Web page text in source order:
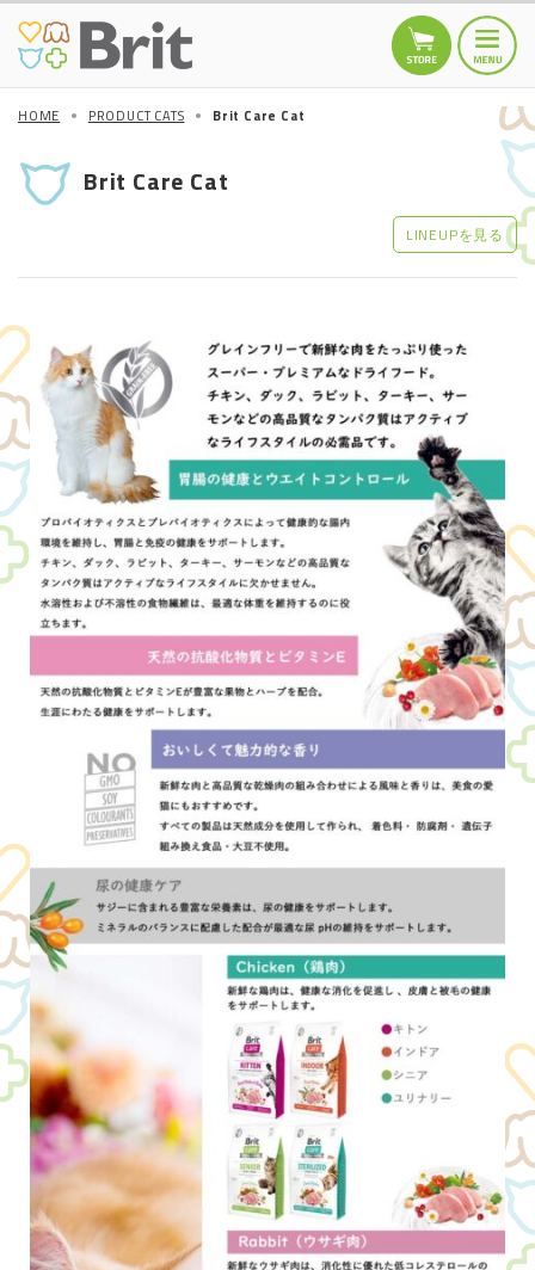
HOME
Brit MINI
Brit Care
Brit PREMIUM by
Nature
Other
CATS
Brit Care Cat
ITEMS
Brit Puppy Kit
Brit Goods
お問い合わせ
会社概要（株式会社レシアンHP）
HOME PRODUCT CATS Brit Care Cat
Brit Care Cat
LINEUPを見る